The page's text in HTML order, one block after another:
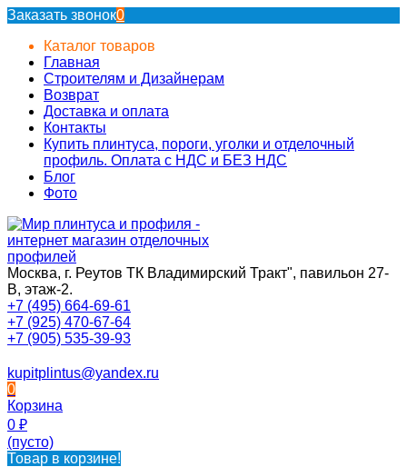
Заказать звонок0
Каталог товаров
Главная
Строителям и Дизайнерам
Возврат
Доставка и оплата
Контакты
Купить плинтуса, пороги, уголки и отделочный
профиль. Оплата с НДС и БЕЗ НДС
Блог
Фото
Москва, г. Реутов ТК Владимирский Тракт", павильон 27-
В, этаж-2.
+7 (495) 664-69-61
+7 (925) 470-67-64
+7 (905) 535-39-93
kupitplintus@yandex.ru
0
Корзина
0 ₽
(пусто)
Товар в корзине!